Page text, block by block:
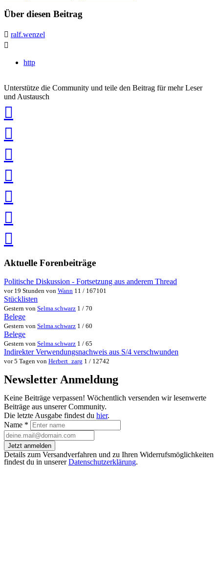
Über diesen Beitrag
ralf.wenzel
http
Unterstütze die Community und teile den Beitrag für mehr Leser
und Austausch
teilen
teilen
teilen
teilen
speichern
via
teilenteilen
Aktuelle Forenbeiträge
Politische Diskussion - Fortsetzung aus anderem Thread
vor 19 Stunden von Wann 11 / 167101
Stücklisten
Gestern von Selma.schwarz 1 / 70
Belege
Gestern von Selma.schwarz 1 / 60
Belege
Gestern von Selma.schwarz 1 / 65
Indirekter Verwendungsnachweis aus S/4 verschwunden
vor 5 Tagen von Herbert_zarg 1 / 12742
Newsletter Anmeldung
Keine Beiträge verpassen! Wöchentlich versenden wir lesenwerte
Beiträge aus unserer Community.
Die letzte Ausgabe findest du hier.
Name *
Jetzt anmelden
Details zum Versandverfahren und zu Ihren Widerrufsmöglichkeiten
findest du in unsererDatenschutzerklärung.